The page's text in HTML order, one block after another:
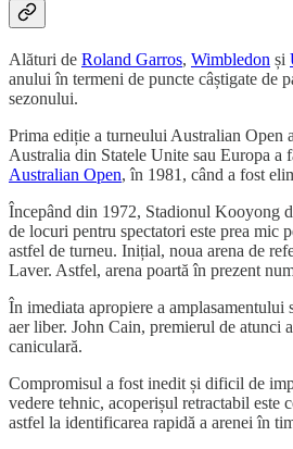
Alături de Roland Garros, Wimbledon și
anului în termeni de puncte câștigate de
sezonului.
Prima ediție a turneului Australian Open
Australia din Statele Unite sau Europa a
Australian Open, în 1981, când a fost
Începând din 1972, Stadionul Kooyong
de locuri pentru spectatori este prea mic
astfel de turneu. Inițial, noua arena de
Laver. Astfel, arena poartă în prezent
În imediata apropiere a
aer liber. John Cain, premierul de atunci
caniculară.
Compromisul a fost inedit și dificil de
vedere tehnic, acoperișul retractabil este
astfel la identificarea rapidă a arenei în